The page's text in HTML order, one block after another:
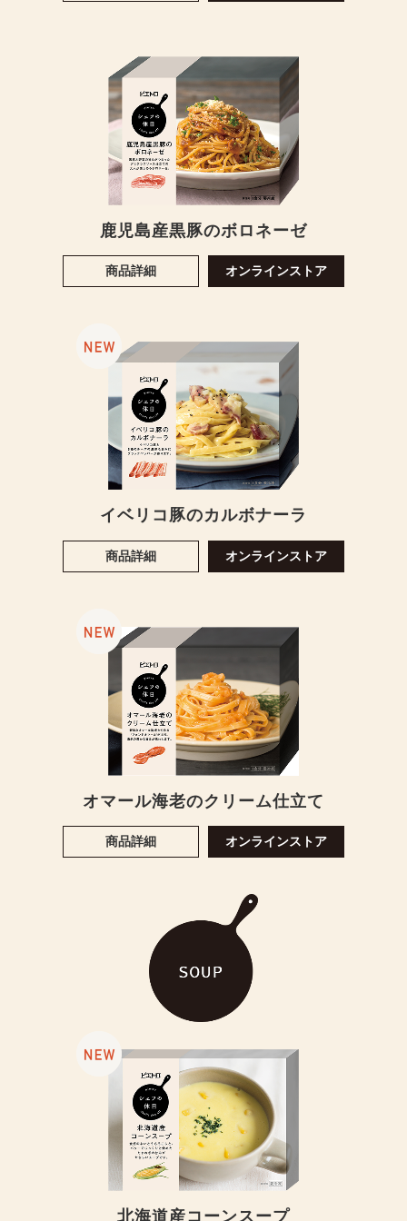
鹿児島産黒豚のボロネーゼ
商品詳細 オンラインストア
イベリコ豚のカルボナーラ
商品詳細 オンラインストア
オマール海老のクリーム仕立て
商品詳細 オンラインストア
北海道産コーンスープ